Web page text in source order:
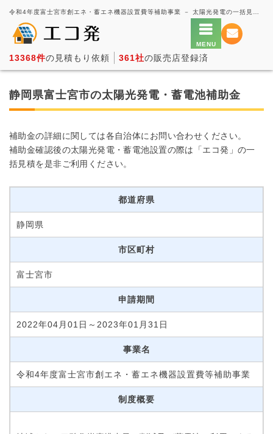
13368件の見積もり依頼 361社の販売店登録済
静岡県富士宮市の太陽光発電・蓄電池補助金
補助金の詳細に関しては各自治体にお問い合わせください。
補助金確認後の太陽光発電・蓄電池設置の際は「エコ発」の一
括見積を是非ご利用ください。
都道府県
静岡県
市区町村
富士宮市
申請期間
2022年04月01日～2023年01月31日
事業名
令和4年度富士宮市創エネ・蓄エネ機器設置費等補助事業
制度概要